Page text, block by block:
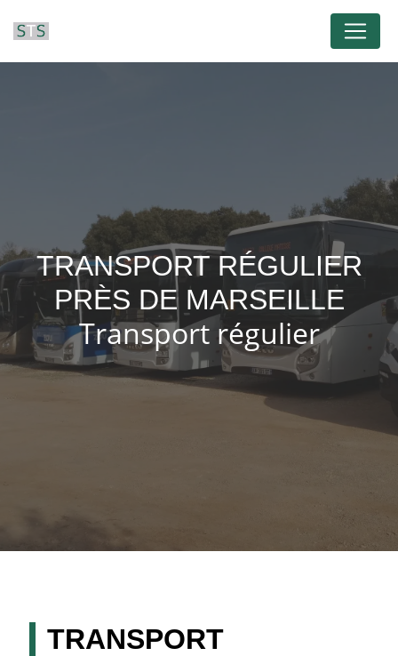
TRANSPORT RÉGULIER
PRÈS DE MARSEILLE
Transport régulier
TRANSPORT